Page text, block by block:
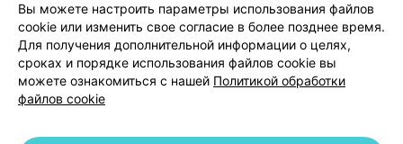
Способы оплаты
Вакансии
Партнеры
Написать руководителю 103.by
Написать в поддержку
Персональные настройки Cookie
Вы можете настроить параметры использования файлов
cookie или изменить свое согласие в более позднее время.
Для получения дополнительной информации о целях,
сроках и порядке использования файлов cookie вы
можете ознакомиться с нашей Политикой обработки
файлов cookie